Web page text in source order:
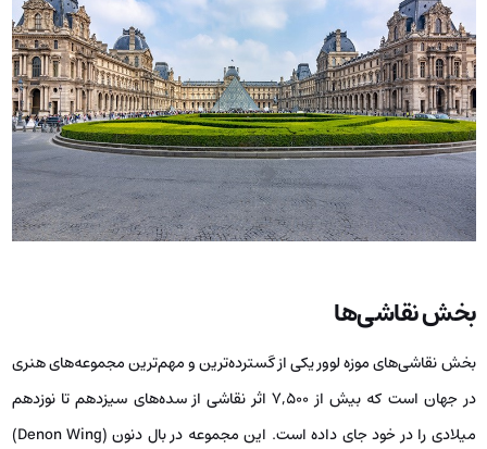
بخش نقاشی‌ها
بخش نقاشی‌های موزه لوور یکی از گسترده‌ترین و مهم‌ترین مجموعه‌های هنری
در جهان است که بیش از ۷,۵۰۰ اثر نقاشی از سده‌های سیزدهم تا نوزدهم
میلادی را در خود جای داده است. این مجموعه در بال دنون (Denon Wing)